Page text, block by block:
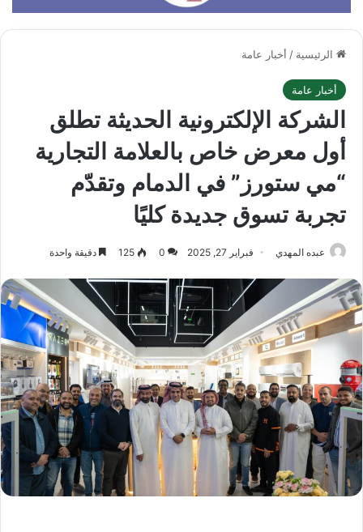
الرئيسية / أخبار عامة
أخبار عامة
الشركة الإلكترونية الحديثة تطلق
أول معرض خاص بالعلامة التجارية
“مي ستورز” في الدمام وتقدّم
تجربة تسوق جديدة كليًا
عبده المهدي فبراير 27, 2025 0
125 دقيقة واحدة